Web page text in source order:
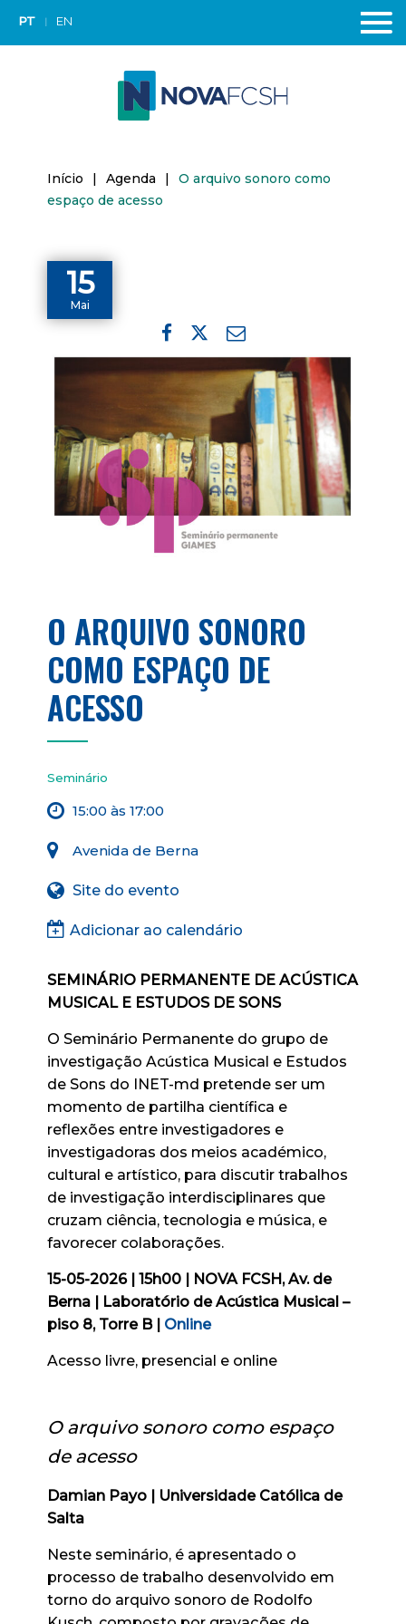
PT EN
Início | Agenda |
O arquivo sonoro como
espaço de acesso
15
Mai
O ARQUIVO SONORO
COMO ESPAÇO DE
ACESSO
Seminário
15:00 às 17:00
Avenida de Berna
Site do evento
Adicionar ao calendário
SEMINÁRIO PERMANENTE DE ACÚSTICA
MUSICAL E ESTUDOS DE SONS
O Seminário Permanente do grupo de
investigação Acústica Musical e Estudos
de Sons do INET-md pretende ser um
momento de partilha científica e
reflexões entre investigadores e
investigadoras dos meios académico,
cultural e artístico, para discutir trabalhos
de investigação interdisciplinares que
cruzam ciência, tecnologia e música, e
favorecer colaborações.
15-05-2026 | 15h00 | NOVA FCSH, Av. de
Berna | Laboratório de Acústica Musical –
piso 8, Torre B | Online
Acesso livre, presencial e online
O arquivo sonoro como espaço
de acesso
Damian Payo | Universidade Católica de
Salta
Neste seminário, é apresentado o
processo de trabalho desenvolvido em
torno do arquivo sonoro de Rodolfo